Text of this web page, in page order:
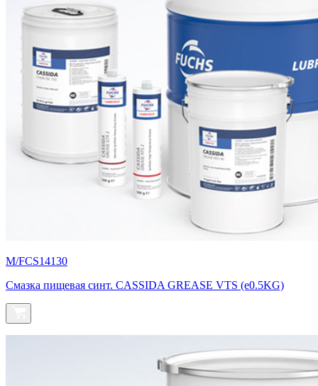
M/FCS14130
Смазка пищевая синт. CASSIDA GREASE VTS (e0.5KG)